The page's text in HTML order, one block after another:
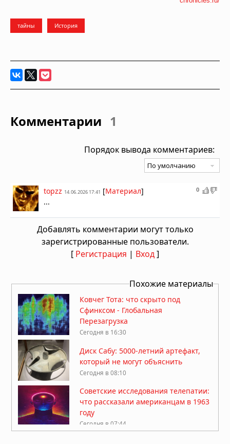
тайны История
Комментарии 1
Порядок вывода комментариев:
0
topzz 14.06.2026 17:41 [Материал]
...
Добавлять комментарии могут только
зарегистрированные пользователи.
[ Регистрация | Вход]
Похожие материалы
Ковчег Тота: что скрыто под
Сфинксом - Глобальная
Перезагрузка
Сегодня в 16:30
Диск Сабу: 5000-летний артефакт,
который не могут объяснить
Сегодня в 08:10
Советские исследования телепатии:
что рассказали американцам в 1963
году
Сегодня в 07:44